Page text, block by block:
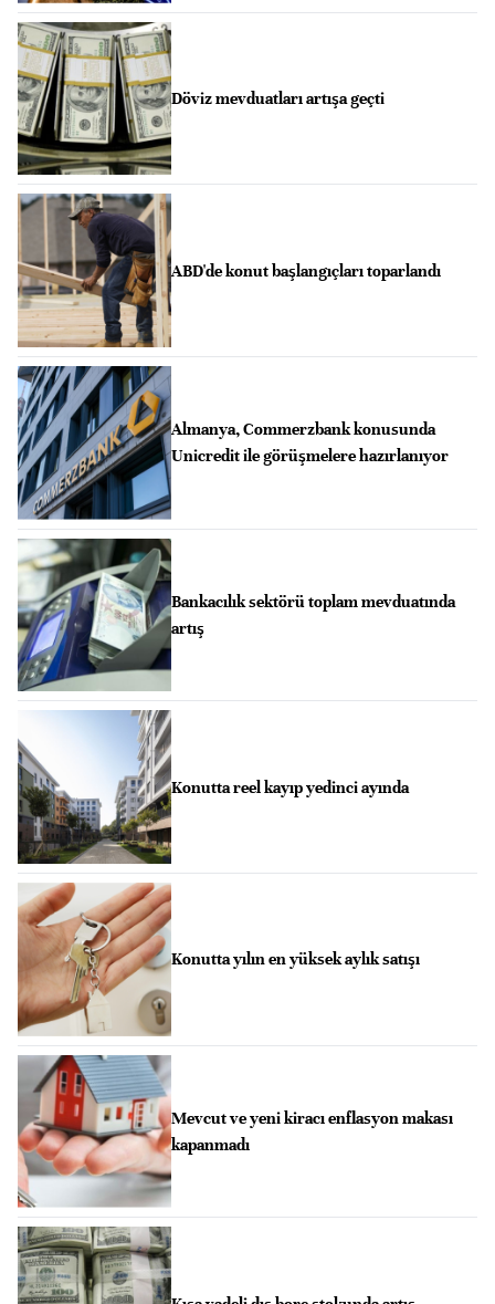
Döviz mevduatları artışa geçti
ABD'de konut başlangıçları toparlandı
Almanya, Commerzbank konusunda
Unicredit ile görüşmelere hazırlanıyor
Bankacılık sektörü toplam mevduatında
artış
Konutta reel kayıp yedinci ayında
Konutta yılın en yüksek aylık satışı
Mevcut ve yeni kiracı enflasyon makası
kapanmadı